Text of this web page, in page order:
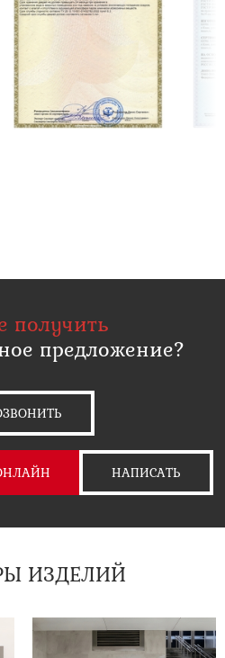
получить
предложение?
НАПИСАТЬ
ИЗДЕЛИЙ